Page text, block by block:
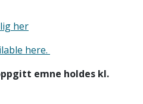
her
here.
emne holdes kl.